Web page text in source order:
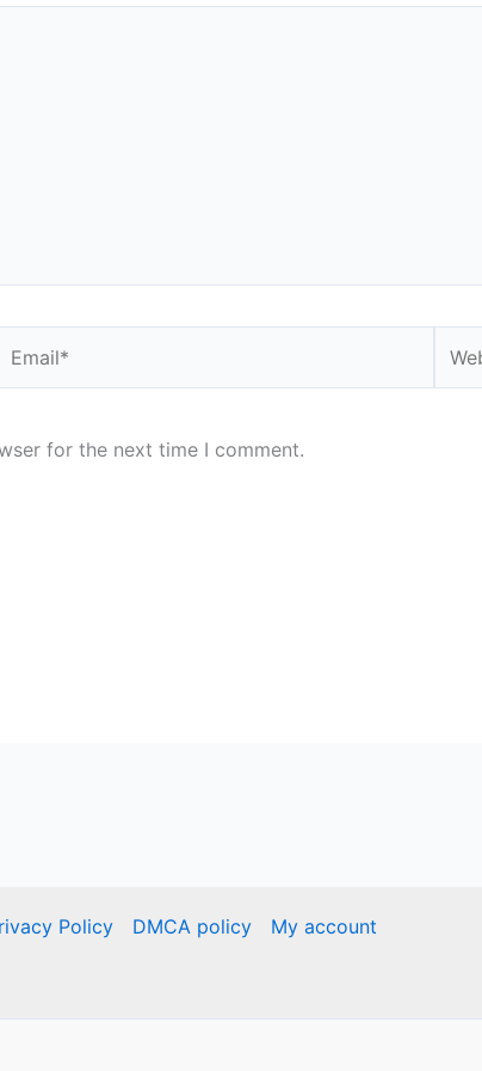
for the next time I comment.
Policy DMCA policy My account